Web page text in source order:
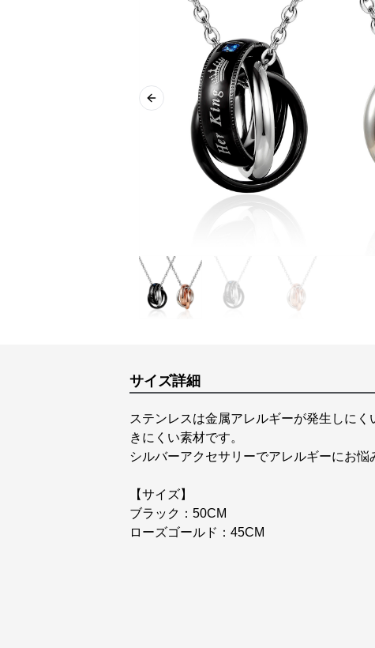
Previous slide
サイズ詳細
ステンレスは金属アレルギーが発生しに
きにくい素材です。
シルバーアクセサリーでアレルギーにお悩
【サイズ】
ブラック：50CM
ローズゴールド：45CM